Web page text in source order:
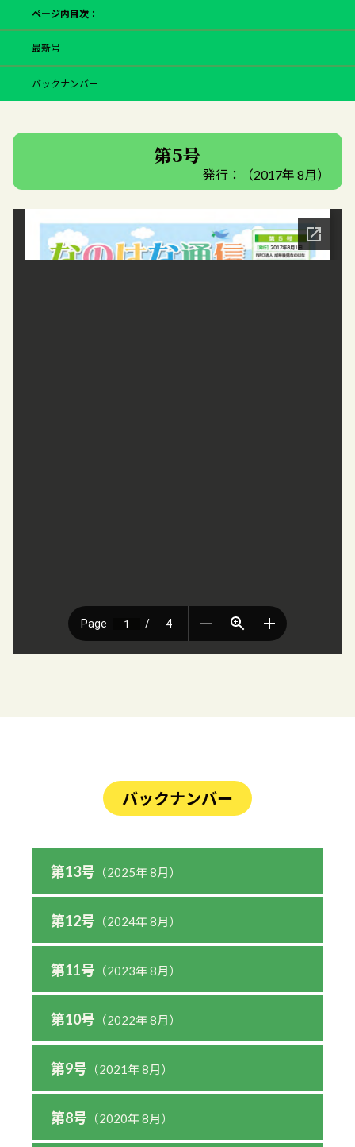
ページ内目次：
最新号
バックナンバー
第5号
発行：（2017年 8月）
バックナンバー
第13号 （2025年 8月）
第12号 （2024年 8月）
第11号 （2023年 8月）
第10号 （2022年 8月）
第9号 （2021年 8月）
第8号 （2020年 8月）